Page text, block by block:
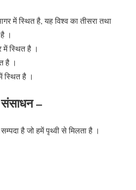
में स्थित है, यह विश्व का तीसरा तथा
।
में स्थित है ।
है ।
स्थित है ।
संसाधन –
है जो हमें पृथ्वी से मिलता है ।